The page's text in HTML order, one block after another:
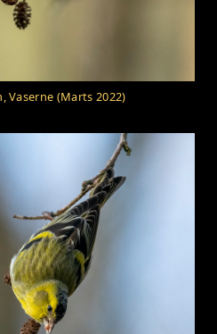
Vaserne (Marts 2022)